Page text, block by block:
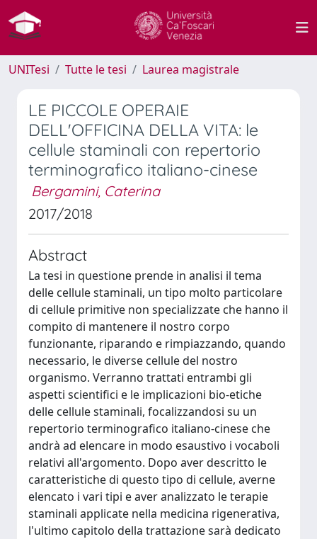
UNITesi Tutte le tesi Laurea magistrale
LE PICCOLE OPERAIE
DELL'OFFICINA DELLA VITA: le
cellule staminali con repertorio
terminografico italiano-cinese
Bergamini, Caterina
2017/2018
Abstract
La tesi in questione prende in analisi il tema
delle cellule staminali, un tipo molto particolare
di cellule primitive non specializzate che hanno il
compito di mantenere il nostro corpo
funzionante, riparando e rimpiazzando, quando
necessario, le diverse cellule del nostro
organismo. Verranno trattati entrambi gli
aspetti scientifici e le implicazioni bio-etiche
delle cellule staminali, focalizzandosi su un
repertorio terminografico italiano-cinese che
andrà ad elencare in modo esaustivo i vocaboli
relativi all'argomento. Dopo aver descritto le
caratteristiche di questo tipo di cellule, averne
elencato i vari tipi e aver analizzato le terapie
staminali applicate nella medicina rigenerativa,
l'ultimo capitolo della trattazione sarà dedicato